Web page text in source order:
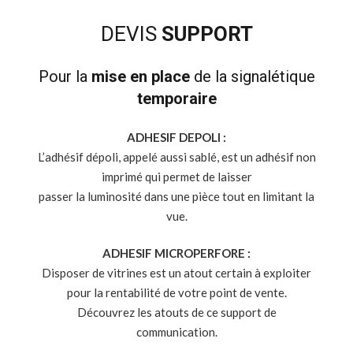
DEVIS SUPPORT
Pour la mise en placede la signalétique
temporaire
ADHESIF DEPOLI :
L’adhésif dépoli, appelé aussi sablé, est un adhésif non
imprimé qui permet de laisser
passer la luminosité dans une pièce tout en limitant la
vue.
ADHESIF MICROPERFORE :
Disposer de vitrines est un atout certain à exploiter
pour la rentabilité de votre point de vente.
Découvrez les atouts de ce support de
communication.